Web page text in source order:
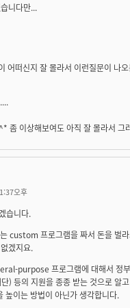
니다만...
어떠신지 잘 몰라서 이런질문이 나
좀 이상해보여도 아직 잘 몰라서 그
오후
습니다.
custom 프로그램을 짜서 돈을 벌라
겠지요.
purpose 프로그램에 대해서 정
) 등의 지원을 종종 받는 것으로 알
높이는 방법이 아닌가 생각합니다.